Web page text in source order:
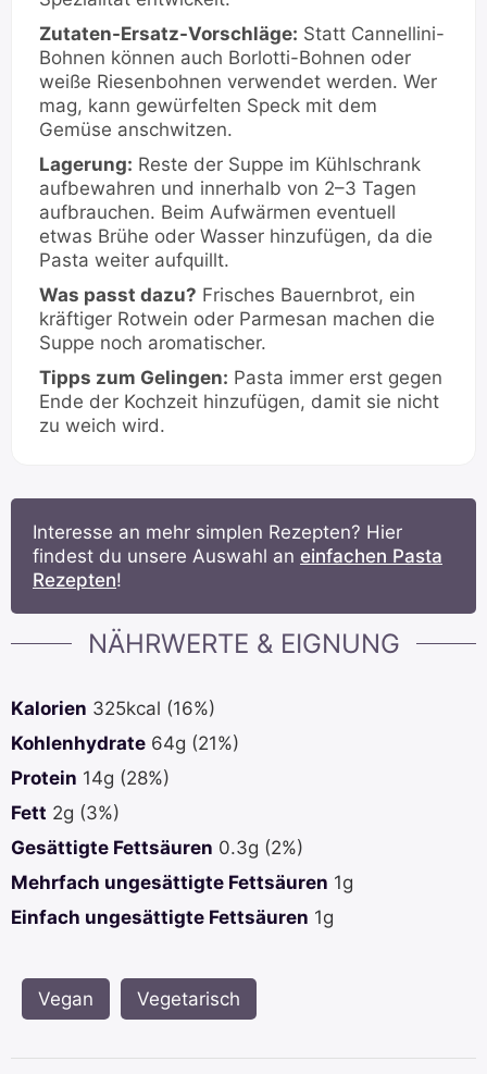
Zutaten-Ersatz-Vorschläge: Statt Cannellini-
Bohnen können auch Borlotti-Bohnen oder
weiße Riesenbohnen verwendet werden. Wer
mag, kann gewürfelten Speck mit dem
Gemüse anschwitzen.
Lagerung: Reste der Suppe im Kühlschrank
aufbewahren und innerhalb von 2–3 Tagen
aufbrauchen. Beim Aufwärmen eventuell
etwas Brühe oder Wasser hinzufügen, da die
Pasta weiter aufquillt.
Was passt dazu? Frisches Bauernbrot, ein
kräftiger Rotwein oder Parmesan machen die
Suppe noch aromatischer.
Tipps zum Gelingen: Pasta immer erst gegen
Ende der Kochzeit hinzufügen, damit sie nicht
zu weich wird.
Interesse an mehr simplen Rezepten? Hier
findest du unsere Auswahl an einfachen Pasta
Rezepten!
NÄHRWERTE & EIGNUNG
Kalorien 325kcal (16%)
Kohlenhydrate 64g (21%)
Protein 14g (28%)
Fett 2g (3%)
Gesättigte Fettsäuren 0.3g (2%)
Mehrfach ungesättigte Fettsäuren 1g
Einfach ungesättigte Fettsäuren 1g
Vegan Vegetarisch